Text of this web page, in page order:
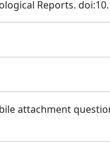
Reports.
attachment